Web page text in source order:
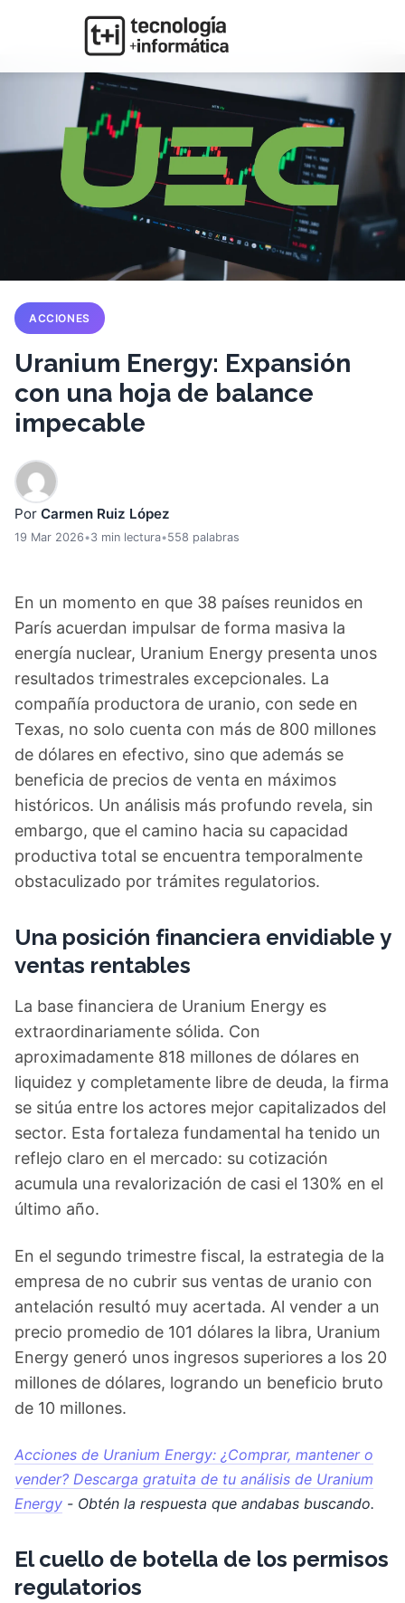
ACCIONES
Uranium Energy: Expansión
con una hoja de balance
impecable
Por Carmen Ruiz López
19 Mar 2026•3 min lectura•558 palabras
En un momento en que 38 países reunidos en
París acuerdan impulsar de forma masiva la
energía nuclear, Uranium Energy presenta unos
resultados trimestrales excepcionales. La
compañía productora de uranio, con sede en
Texas, no solo cuenta con más de 800 millones
de dólares en efectivo, sino que además se
beneficia de precios de venta en máximos
históricos. Un análisis más profundo revela, sin
embargo, que el camino hacia su capacidad
productiva total se encuentra temporalmente
obstaculizado por trámites regulatorios.
Una posición financiera envidiable y
ventas rentables
La base financiera de Uranium Energy es
extraordinariamente sólida. Con
aproximadamente 818 millones de dólares en
liquidez y completamente libre de deuda, la firma
se sitúa entre los actores mejor capitalizados del
sector. Esta fortaleza fundamental ha tenido un
reflejo claro en el mercado: su cotización
acumula una revalorización de casi el 130% en el
último año.
En el segundo trimestre fiscal, la estrategia de la
empresa de no cubrir sus ventas de uranio con
antelación resultó muy acertada. Al vender a un
precio promedio de 101 dólares la libra, Uranium
Energy generó unos ingresos superiores a los 20
millones de dólares, logrando un beneficio bruto
de 10 millones.
Acciones de Uranium Energy: ¿Comprar, mantener o
vender? Descarga gratuita de tu análisis de Uranium
Energy - Obtén la respuesta que andabas buscando.
El cuello de botella de los permisos
regulatorios